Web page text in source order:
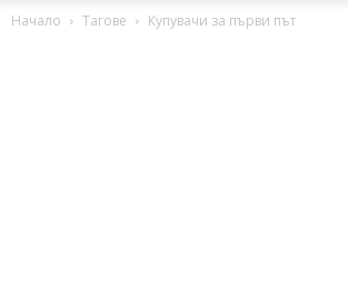
Начало Тагове Купувачи за първи път